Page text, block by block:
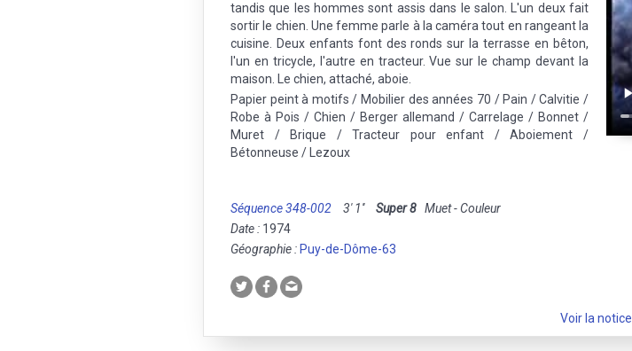
tandis que les hommes sont assis dans le salon. L'un deux fait
sortir le chien. Une femme parle à la caméra tout en rangeant la
cuisine. Deux enfants font des ronds sur la terrasse en bêton,
l'un en tricycle, l'autre en tracteur. Vue sur le champ devant la
maison. Le chien, attaché, aboie.
Papier peint à motifs / Mobilier des années 70 / Pain / Calvitie /
Robe à Pois / Chien / Berger allemand / Carrelage / Bonnet /
Muret / Brique / Tracteur pour enfant / Aboiement /
Bétonneuse / Lezoux
Séquence 348-002 3' 1'' Super 8 Muet - Couleur
Date : 1974
Géographie : Puy-de-Dôme-63
Voir la notice